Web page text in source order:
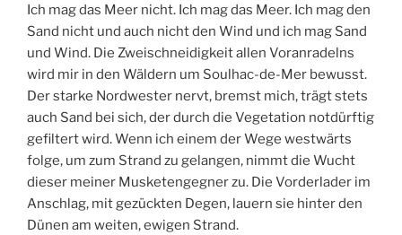
Ich mag das Meer nicht. Ich mag das Meer. Ich mag den
Sand nicht und auch nicht den Wind und ich mag Sand
und Wind. Die Zweischneidigkeit allen Voranradelns
wird mir in den Wäldern um Soulhac-de-Mer bewusst.
Der starke Nordwester nervt, bremst mich, trägt stets
auch Sand bei sich, der durch die Vegetation notdürftig
gefiltert wird. Wenn ich einem der Wege westwärts
folge, um zum Strand zu gelangen, nimmt die Wucht
dieser meiner Musketengegner zu. Die Vorderlader im
Anschlag, mit gezückten Degen, lauern sie hinter den
Dünen am weiten, ewigen Strand.